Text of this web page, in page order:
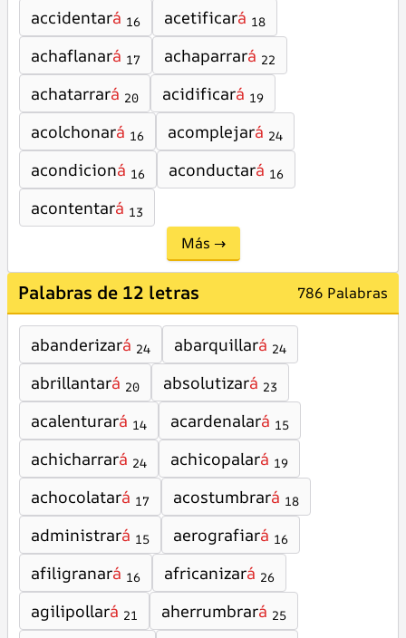
accidentará 16 acetificará 18
achaflanará 17 achaparrará 22
achatarrará 20 acidificará 19
acolchonará 16 acomplejará 24
acondicioná 16 aconductará 16
acontentará 13
Más →
Palabras de 12 letras 786 Palabras
abanderizará 24 abarquillará 24
abrillantará 20 absolutizará 23
acalenturará 14 acardenalará 15
achicharrará 24 achicopalará 19
achocolatará 17 acostumbrará 18
administrará 15 aerografiará 16
afiligranará 16 africanizará 26
agilipollará 21 aherrumbrará 25